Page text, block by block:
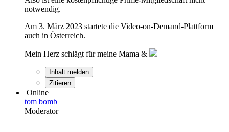
notwendig.
Am 3. März 2023 startete die Video-on-Demand-Plattform
auch in Österreich.
Mein Herz schlägt für meine Mama &
Inhalt melden
Zitieren
Online
tom bomb
Moderator